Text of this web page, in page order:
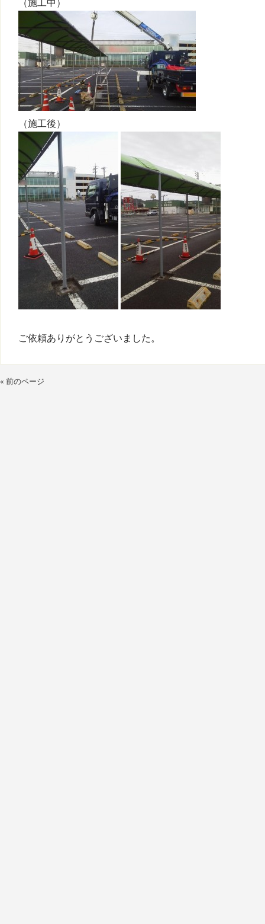
ご依頼ありがとうございました。
« 前のページ